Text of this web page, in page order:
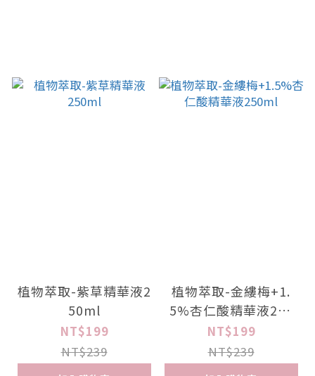
植物萃取-紫草精華液2
50ml
NT$199
NT$239
植物萃取-金縷梅+1.
5%杏仁酸精華液250
ml
NT$199
NT$239